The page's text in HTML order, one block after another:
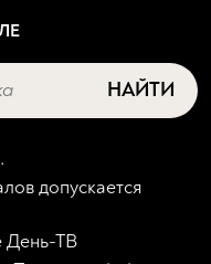
НАЙТИ
допускается
День-ТВ